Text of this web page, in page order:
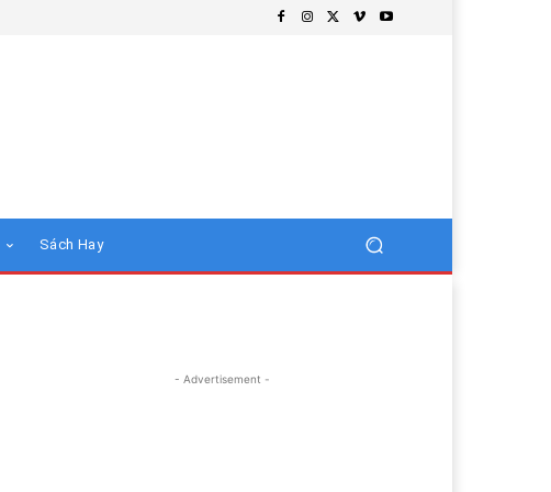
Sách Hay
- Advertisement -